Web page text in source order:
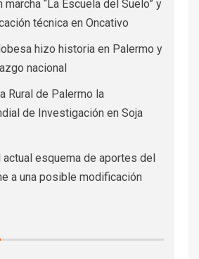
“La Escuela del Suelo” y
técnica en Oncativo
hizo historia en Palermo y
nacional
Rural de Palermo la
de Investigación en Soja
esquema de aportes del
a una posible modificación